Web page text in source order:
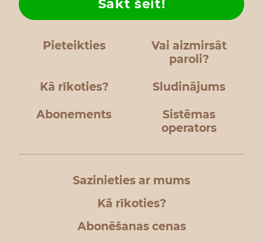
Pieteikties
Vai aizmirsāt
paroli?
Kā rīkoties?
Sākt šeit!
Sludinājums
Abonements
Sistēmas
operators
Sazinieties ar mums
Kā rīkoties?
Abonēšanas cenas